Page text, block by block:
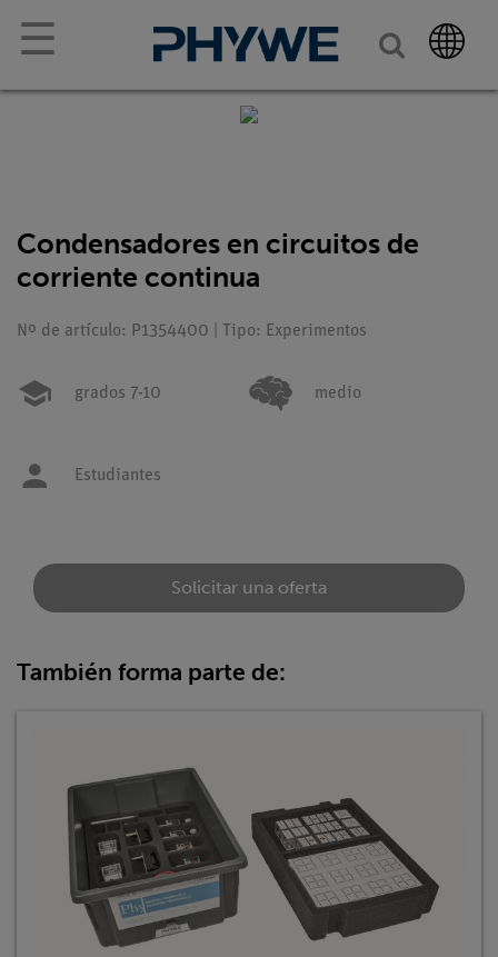
☰
Condensadores en circuitos de
corriente continua
Nº de artículo: P1354400 | Tipo: Experimentos
grados 7-10 medio
Estudiantes
Solicitar una oferta
También forma parte de: